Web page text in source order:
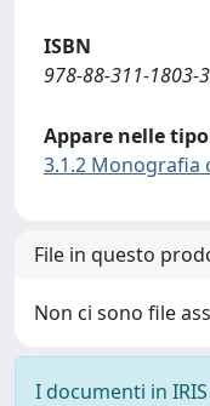
ISBN
978-88-311-1803-3
Appare nelle
3.1.2 Monografia
File in questo
Non ci sono file
I documenti in